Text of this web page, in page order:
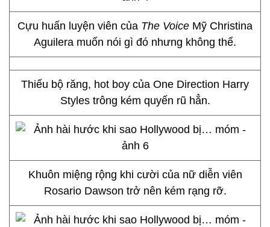
Cựu huấn luyện viên của The Voice Mỹ Christina
Aguilera muốn nói gì đó nhưng không thể.
Thiếu bộ răng, hot boy của One Direction Harry
Styles trông kém quyến rũ hẳn.
Khuôn miệng rộng khi cười của nữ diễn viên
Rosario Dawson trở nên kém rạng rỡ.